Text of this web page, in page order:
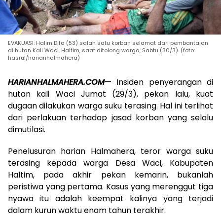
EVAKUASI: Halim Difa (53) salah satu korban selamat dari pembantaian
di hutan Kali Waci, Haltim, saat ditolong warga, Sabtu (30/3). (foto:
hasrul/harianhalmahera)
HARIANHALMAHERA.COM— Insiden penyerangan di
hutan kali Waci Jumat (29/3), pekan lalu, kuat
dugaan dilakukan warga suku terasing. Hal ini terlihat
dari perlakuan terhadap jasad korban yang selalu
dimutilasi.
Penelusuran harian Halmahera, teror warga suku
terasing kepada warga Desa Waci, Kabupaten
Haltim, pada akhir pekan kemarin, bukanlah
peristiwa yang pertama. Kasus yang merenggut tiga
nyawa itu adalah keempat kalinya yang terjadi
dalam kurun waktu enam tahun terakhir.